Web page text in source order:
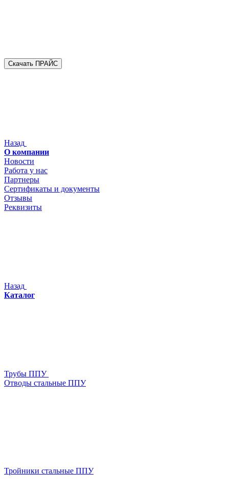
Скачать ПРАЙС
Назад
О компании
Новости
Работа у нас
Партнеры
Сертификаты и документы
Отзывы
Реквизиты
Назад
Каталог
Трубы ППУ
Отводы стальные ППУ
Тройники стальные ППУ